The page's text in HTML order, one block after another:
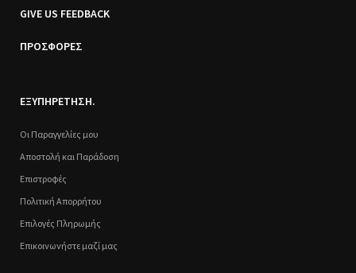
GIVE US FEEDBACK
ΠΡΟΣΦΟΡΕΣ
ΕΞΥΠΗΡΕΤΗΣΗ.
Οι Παραγγελίες μου
Αποστολή και Παράδοση
Επιστροφές
Πολιτική Απορρήτου
Επιλογές Πληρωμής
Επικοινωνήστε μαζί μας